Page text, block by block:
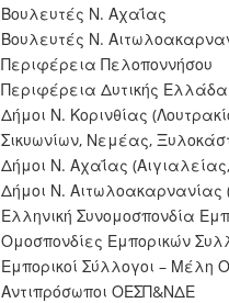
Βουλευτές Ν. Αχαΐας
Βουλευτές Ν.
Περιφέρεια Πελοποννήσου
Περιφέρεια Δυτικής
Δήμοι Ν. Κορινθίας
Σικυωνίων, Νεμέας,
Δήμοι Ν. Αχαΐας
Δήμοι Ν. Αιτωλοακαρνανίας
Ελληνική Συνομοσπονδία
Ομοσπονδίες Εμπορικών
Εμπορικοί Σύλλογοι – Μέλη
Αντιπρόσωποι ΟΕΣΠ&ΝΔΕ